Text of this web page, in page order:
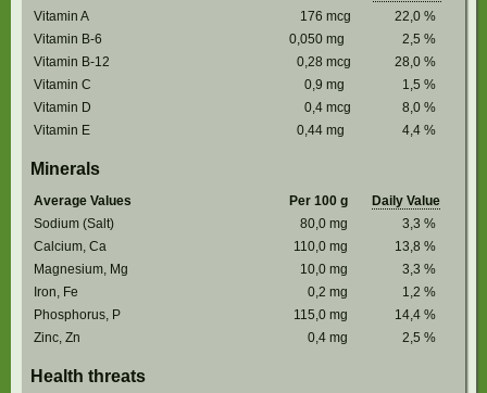
Vitamin A
176 mcg 22,0 %
Vitamin B-6
0,050 mg 2,5 %
Vitamin B-12
0,28 mcg 28,0 %
Vitamin C
0,9 mg 1,5 %
Vitamin D
0,4 mcg 8,0 %
Vitamin E
0,44 mg 4,4 %
Minerals
Average Values Per 100 g
Daily Value
Sodium (Salt)
80,0 mg 3,3 %
Calcium, Ca
110,0 mg 13,8 %
Magnesium, Mg
10,0 mg 3,3 %
Iron, Fe
0,2 mg 1,2 %
Phosphorus, P
115,0 mg 14,4 %
Zinc, Zn
0,4 mg 2,5 %
Health threats